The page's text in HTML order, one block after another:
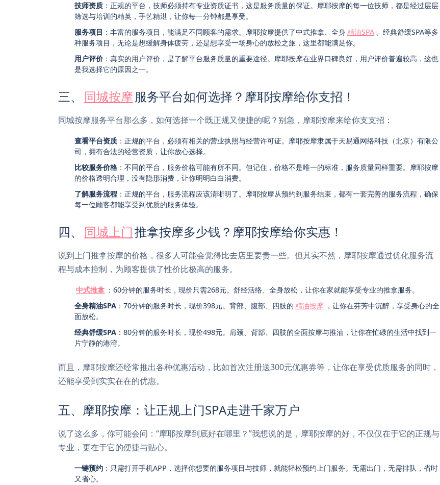
技师资质 ：正规的平台，技师必须持有专业资质证书，这是服务质量的保证。摩耶按摩的每一位技师，都是经过层层
筛选与培训的精英，手艺精湛，让你每一分钟都是享受。
服务项目 ：丰富的服务项目，能满足不同顾客的需求。摩耶按摩提供了中式推拿、全身精油SPA 、经典舒缓SPA等多
种服务项目，无论是想缓解身体疲劳，还是想享受一场身心的放松之旅，这里都能满足你。
用户评价：真实的用户评价，是了解平台服务质量的重要途径。摩耶按摩在业界口碑良好，用户评价普遍较高，这也
是我选择它的原因之一。
三、 同城按摩服务平台如何选择？摩耶按摩给你支招！
同城按摩服务平台那么多，如何选择一个既正规又便捷的呢？别急，摩耶按摩来给你支支招：
查看平台资质 ：正规的平台，必须有相关的营业执照与经营许可证。摩耶按摩隶属于天易通网络科技（北京）有限公
司，拥有合法的经营资质，让你放心选择。
比较服务价格 ：不同的平台，服务价格可能有所不同。但记住，价格不是唯一的标准，服务质量同样重要。摩耶按摩
的价格透明合理，没有隐形消费，让你明明白白消费。
了解服务流程 ：正规的平台，服务流程应该清晰明了。摩耶按摩从预约到服务结束，都有一套完善的服务流程，确保
每一位顾客都能享受到优质的服务体验。
四、 同城上门推拿按摩多少钱？摩耶按摩给你实惠！
说到上门推拿按摩的价格，很多人可能会觉得比去店里要贵一些。但其实不然，摩耶按摩通过优化服务流
程与成本控制，为顾客提供了性价比极高的服务。
中式推拿 ：60分钟的服务时长，现价只需268元。舒经活络、全身放松，让你在家就能享受专业的推拿服务。
全身精油SPA ：70分钟的服务时长，现价398元。背部、腹部、四肢的 精油按摩 ，让你在芬芳中沉醉，享受身心的全
面放松。
经典舒缓SPA ：80分钟的服务时长，现价498元。肩颈、背部、四肢的全面按摩与推油，让你在忙碌的生活中找到一
片宁静的港湾。
而且，摩耶按摩还经常推出各种优惠活动，比如首次注册送300元优惠券等，让你在享受优质服务的同时，
还能享受到实实在在的优惠。
五、摩耶按摩：让正规上门SPA走进千家万户
说了这么多，你可能会问：“摩耶按摩到底好在哪里？”我想说的是，摩耶按摩的好，不仅仅在于它的正规与
专业，更在于它的便捷与贴心。
一键预约 ：只需打开手机APP，选择你想要的服务项目与技师，就能轻松预约上门服务。无需出门，无需排队，省时
又省心。